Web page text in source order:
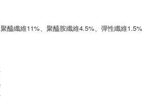
醯纖維11%、聚醯胺纖維4.5%、彈性纖維1.5%